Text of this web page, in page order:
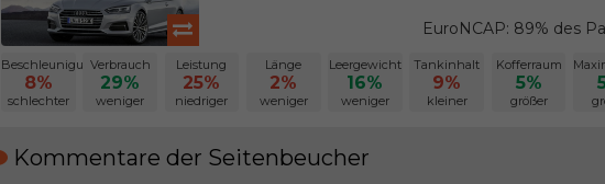
EuroNCAP: 89% des
Beschleunigung
8%
schlechter
Verbrauch
29%
weniger
Leistung
25%
niedriger
Länge
2%
weniger
Leergewicht
16%
weniger
Tankinhalt
9%
kleiner
Kofferraum
5%
größer
Kommentare der Seitenbeucher